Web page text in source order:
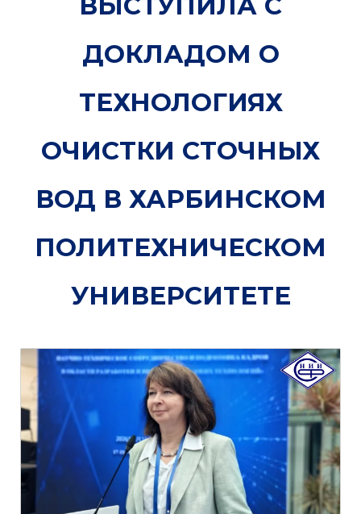
ДОКЛАДОМ О
ТЕХНОЛОГИЯХ
ОЧИСТКИ СТОЧНЫХ
ВОД В ХАРБИНСКОМ
ПОЛИТЕХНИЧЕСКОМ
УНИВЕРСИТЕТЕ